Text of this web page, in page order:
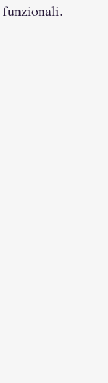
funzionali.